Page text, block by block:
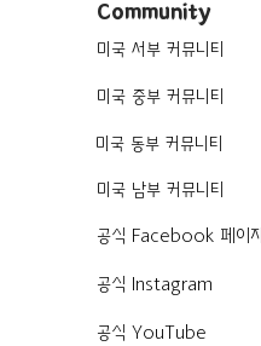
Community
미국 서부 커뮤니티
미국 중부 커뮤니티
미국 동부 커뮤니티
미국 남부 커뮤니티
공식 Facebook 페이지
공식 Instagram
공식 YouTube